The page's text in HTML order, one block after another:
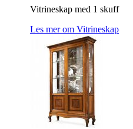
Vitrineskap med 1 skuff
Les mer om Vitrineskap